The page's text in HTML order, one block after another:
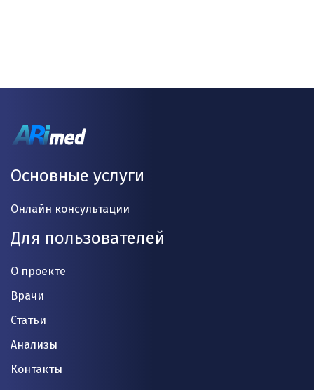
Основные услуги
Онлайн консультации
Для пользователей
О проекте
Врачи
Статьи
Анализы
Контакты